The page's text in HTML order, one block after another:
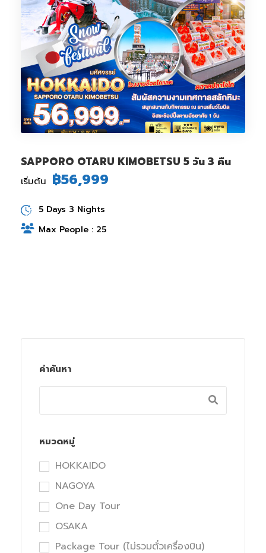
SAPPORO OTARU KIMOBETSU 5 วัน 3 คืน
เริ่มต้น ฿56,999
5 Days 3 Nights
Max People : 25
คำค้นหา
หมวดหมู่
HOKKAIDO
NAGOYA
One Day Tour
OSAKA
Package Tour (ไม่รวมตั๋วเครื่องบิน)